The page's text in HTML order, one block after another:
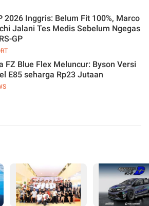
2026 Inggris: Belum Fit 100%, Marco
Jalani Tes Medis Sebelum Ngegas
GP
FZ Blue Flex Meluncur: Byson Versi
E85 seharga Rp23 Jutaan